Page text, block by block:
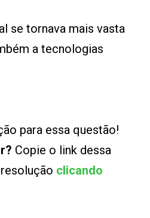
se tornava mais vasta
a tecnologias
para essa questão!
Copie o link dessa
clicando